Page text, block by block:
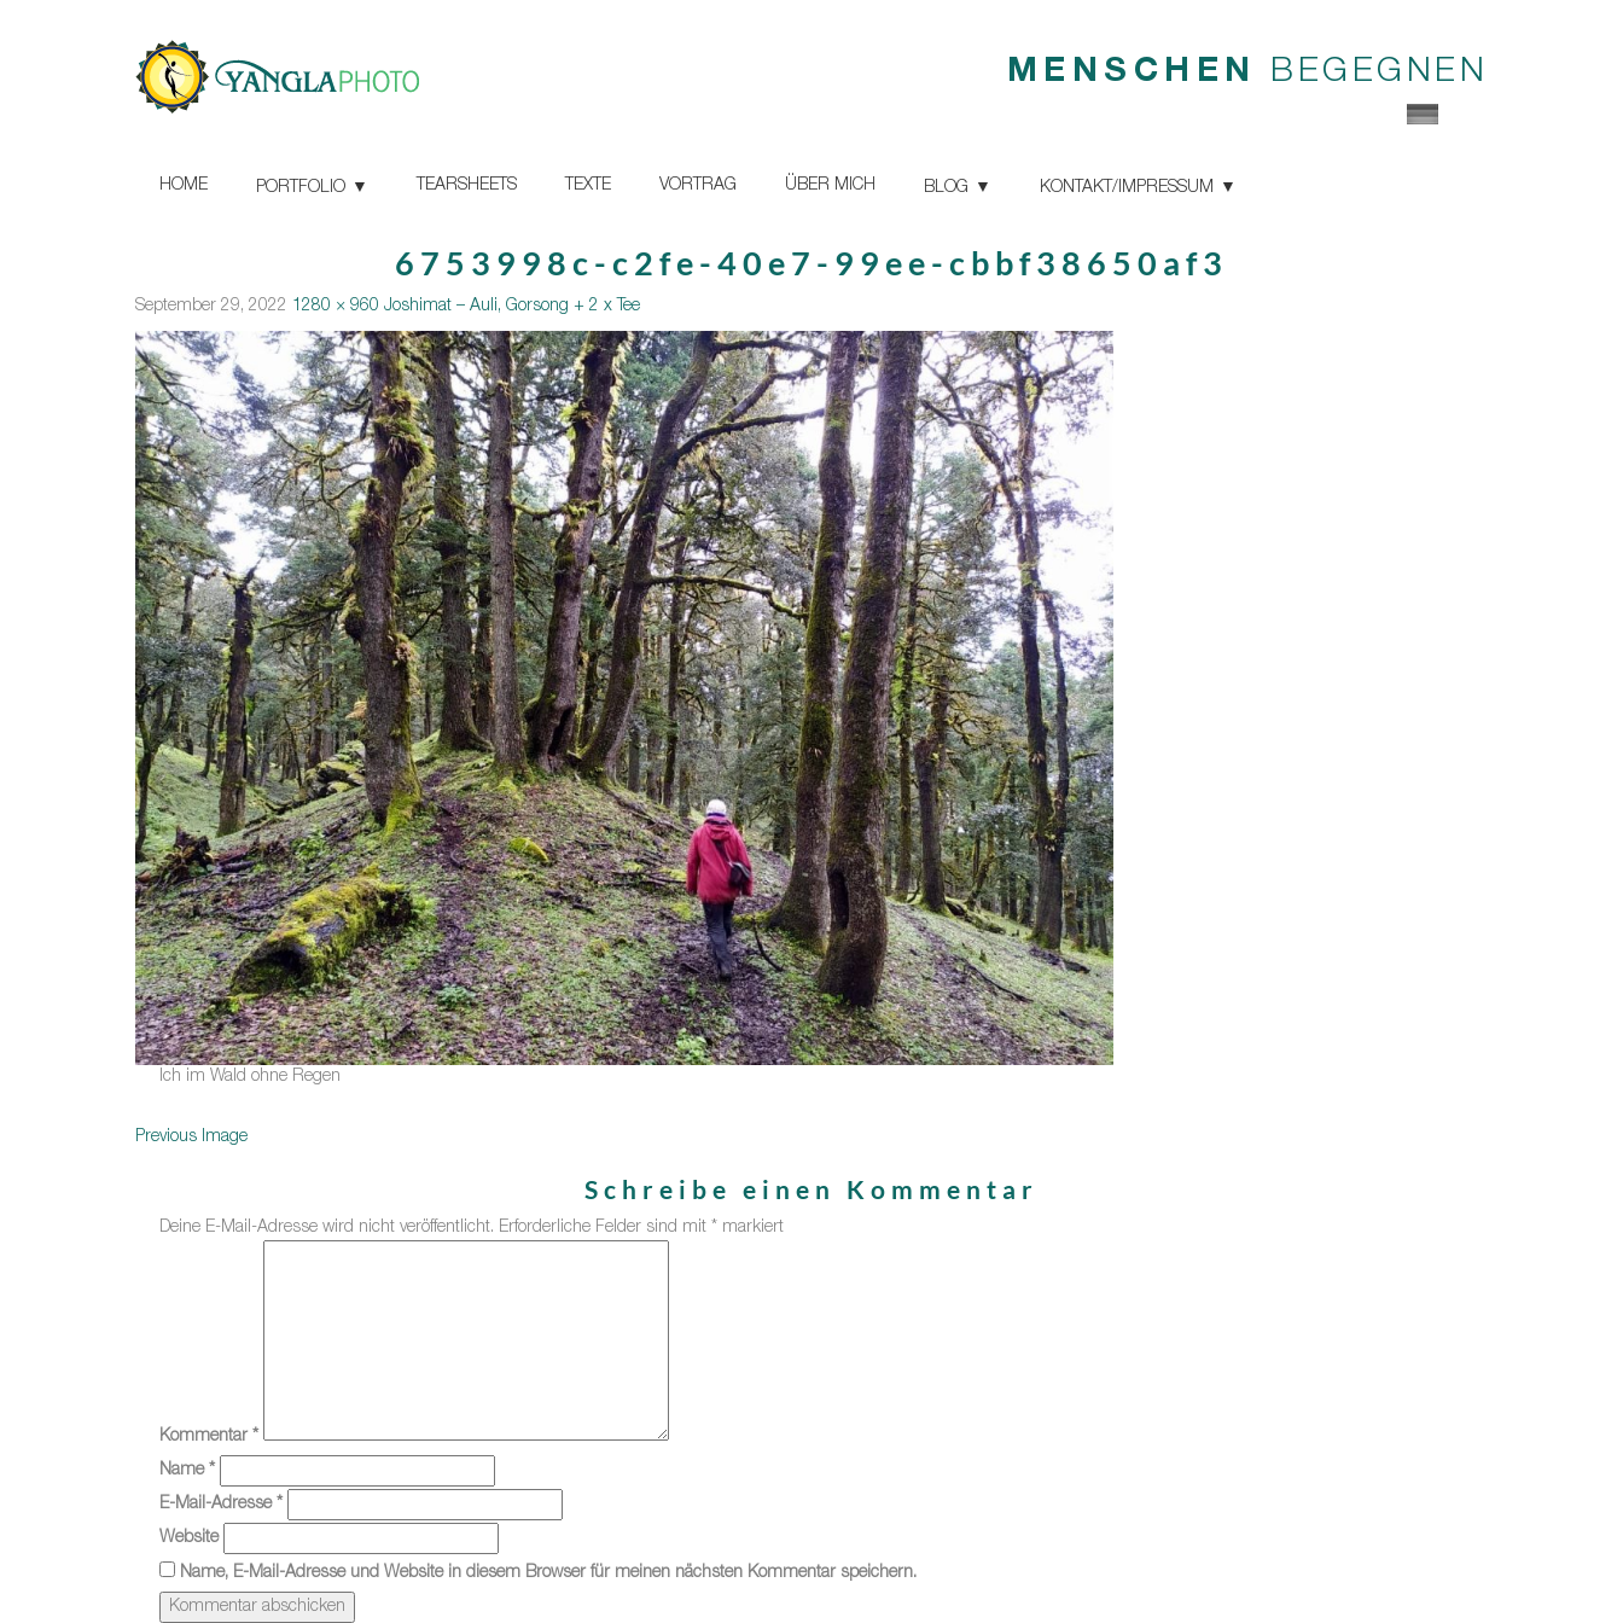
MENSCHEN BEGEGNEN
HOME PORTFOLIO TEARSHEETS TEXTE VORTRAG ÜBER MICH BLOG KONTAKT/IMPRESSUM
6753998c-c2fe-40e7-99ee-cbbf38650af3
September 29, 2022 1280 × 960 Joshimat – Auli, Gorsong + 2 x Tee
Ich im Wald ohne Regen
Previous Image
Schreibe einen Kommentar
Deine E-Mail-Adresse wird nicht veröffentlicht. Erforderliche Felder sind mit * markiert
Kommentar *
Name *
E-Mail-Adresse *
Website
Name, E-Mail-Adresse und Website in diesem Browser für meinen nächsten Kommentar speichern.